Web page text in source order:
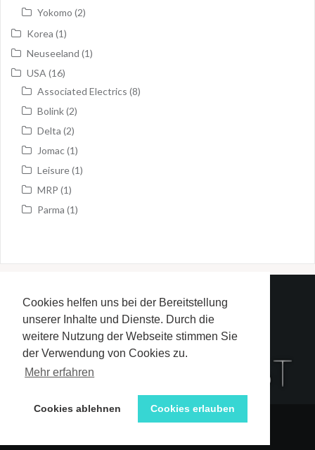
Cookies helfen uns bei der Bereitstellung
unserer Inhalte und Dienste. Durch die
weitere Nutzung der Webseite stimmen Sie
der Verwendung von Cookies zu.
Mehr erfahren
Cookies ablehnen Cookies erlauben
Yokomo (2)
Korea (1)
Neuseeland (1)
USA (16)
Associated Electrics (8)
Bolink(2)
Delta (2)
Jomac(1)
Leisure(1)
MRP (1)
Parma (1)
Redaktion
Impressum und Datenschutzerklärung
Stolz präsentiert von WordPress|Theme:Oriavon